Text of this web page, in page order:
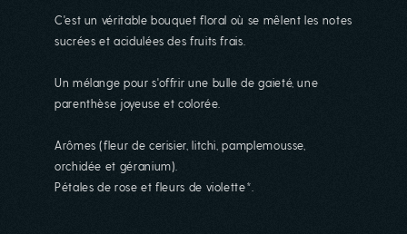
C'est un véritable bouquet floral où se mêlent les notes
sucrées et acidulées des fruits frais.
Un mélange pour s'offrir une bulle de gaieté, une
parenthèse joyeuse et colorée.
Arômes (fleur de cerisier, litchi, pamplemousse,
orchidée et géranium).
Pétales de rose et fleurs de violette*.